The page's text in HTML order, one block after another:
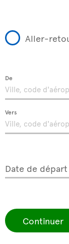
Aller-
De
Vers
Date de départ
Continuer